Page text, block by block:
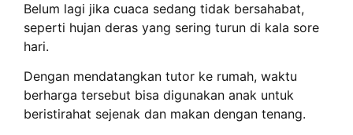
Belum lagi jika cuaca sedang tidak bersahabat,
seperti hujan deras yang sering turun di kala sore
hari.
Dengan mendatangkan tutor ke rumah, waktu
berharga tersebut bisa digunakan anak untuk
beristirahat sejenak dan makan dengan tenang.